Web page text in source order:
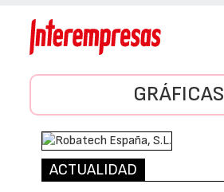
GRÁFICAS
ACTUALIDAD